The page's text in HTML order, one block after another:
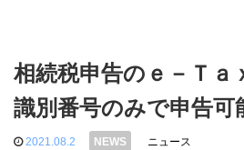
相続税申告のｅ－Ｔａ
識別番号のみで申告可
2021.08.2 ニュース